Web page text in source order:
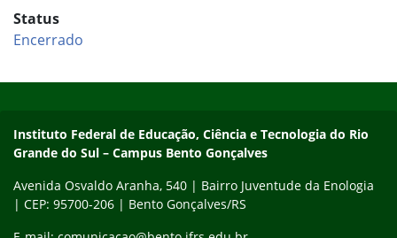
Status
Encerrado
Contato
Instituto Federal de Educação, Ciência e Tecnologia do Rio
Grande do Sul – Campus Bento Gonçalves
Avenida Osvaldo Aranha, 540 | Bairro Juventude da Enologia
| CEP: 95700-206 | Bento Gonçalves/RS